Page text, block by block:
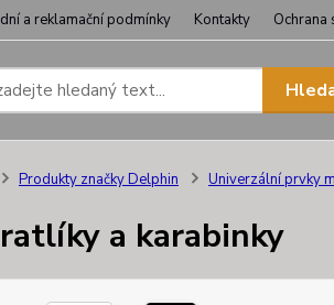
a reklamační podmínky Kontakty Ochrana
Produkty značky Delphin Univerzální prvky
a karabinky